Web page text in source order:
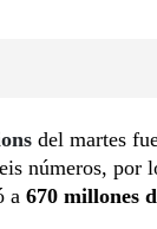
del martes
números, por
a 670 millones